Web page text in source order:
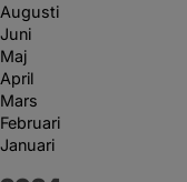
Augusti
Juni
Maj
April
Mars
Februari
Januari